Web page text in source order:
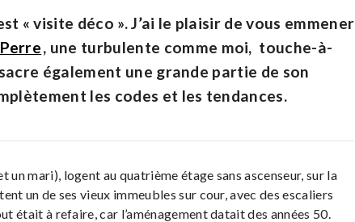
« visite déco ». J’ai le plaisir de vous emmener
, une turbulente comme moi, touche-à-
également une grande partie de son
les codes et les tendances.
mari), logent au quatrième étage sans ascenseur, sur la
un de ses vieux immeubles sur cour, avec des escaliers
était à refaire, car l’aménagement datait des années 50.